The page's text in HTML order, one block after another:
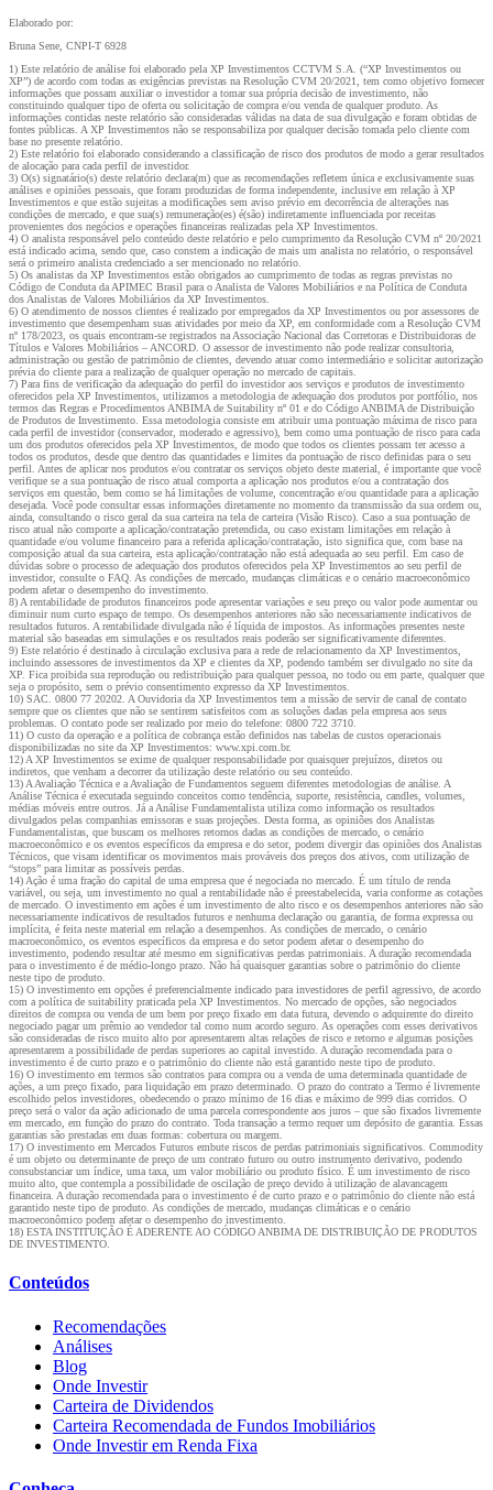
Elaborado por:
Bruna Sene, CNPI-T 6928
1) Este relatório de análise foi elaborado pela XP Investimentos CCTVM S.A. (“XP Investimentos ou
XP”) de acordo com todas as exigências previstas na Resolução CVM 20/2021, tem como objetivo fornecer
informações que possam auxiliar o investidor a tomar sua própria decisão de investimento, não
constituindo qualquer tipo de oferta ou solicitação de compra e/ou venda de qualquer produto. As
informações contidas neste relatório são consideradas válidas na data de sua divulgação e foram obtidas de
fontes públicas. A XP Investimentos não se responsabiliza por qualquer decisão tomada pelo cliente com
base no presente relatório.
2) Este relatório foi elaborado considerando a classificação de risco dos produtos de modo a gerar resultados
de alocação para cada perfil de investidor.
3) O(s) signatário(s) deste relatório declara(m) que as recomendações refletem única e exclusivamente suas
análises e opiniões pessoais, que foram produzidas de forma independente, inclusive em relação à XP
Investimentos e que estão sujeitas a modificações sem aviso prévio em decorrência de alterações nas
condições de mercado, e que sua(s) remuneração(es) é(são) indiretamente influenciada por receitas
provenientes dos negócios e operações financeiras realizadas pela XP Investimentos.
4) O analista responsável pelo conteúdo deste relatório e pelo cumprimento da Resolução CVM nº 20/2021
está indicado acima, sendo que, caso constem a indicação de mais um analista no relatório, o responsável
será o primeiro analista credenciado a ser mencionado no relatório.
5) Os analistas da XP Investimentos estão obrigados ao cumprimento de todas as regras previstas no
Código de Conduta da APIMEC Brasil para o Analista de Valores Mobiliários e na Política de Conduta
dos Analistas de Valores Mobiliários da XP Investimentos.
6) O atendimento de nossos clientes é realizado por empregados da XP Investimentos ou por assessores de
investimento que desempenham suas atividades por meio da XP, em conformidade com a Resolução CVM
nº 178/2023, os quais encontram-se registrados na Associação Nacional das Corretoras e Distribuidoras de
Títulos e Valores Mobiliários – ANCORD. O assessor de investimento não pode realizar consultoria,
administração ou gestão de patrimônio de clientes, devendo atuar como intermediário e solicitar autorização
prévia do cliente para a realização de qualquer operação no mercado de capitais.
7) Para fins de verificação da adequação do perfil do investidor aos serviços e produtos de investimento
oferecidos pela XP Investimentos, utilizamos a metodologia de adequação dos produtos por portfólio, nos
termos das Regras e Procedimentos ANBIMA de Suitability nº 01 e do Código ANBIMA de Distribuição
de Produtos de Investimento. Essa metodologia consiste em atribuir uma pontuação máxima de risco para
cada perfil de investidor (conservador, moderado e agressivo), bem como uma pontuação de risco para cada
um dos produtos oferecidos pela XP Investimentos, de modo que todos os clientes possam ter acesso a
todos os produtos, desde que dentro das quantidades e limites da pontuação de risco definidas para o seu
perfil. Antes de aplicar nos produtos e/ou contratar os serviços objeto deste material, é importante que você
verifique se a sua pontuação de risco atual comporta a aplicação nos produtos e/ou a contratação dos
serviços em questão, bem como se há limitações de volume, concentração e/ou quantidade para a aplicação
desejada. Você pode consultar essas informações diretamente no momento da transmissão da sua ordem ou,
ainda, consultando o risco geral da sua carteira na tela de carteira (Visão Risco). Caso a sua pontuação de
risco atual não comporte a aplicação/contratação pretendida, ou caso existam limitações em relação à
quantidade e/ou volume financeiro para a referida aplicação/contratação, isto significa que, com base na
composição atual da sua carteira, esta aplicação/contratação não está adequada ao seu perfil. Em caso de
dúvidas sobre o processo de adequação dos produtos oferecidos pela XP Investimentos ao seu perfil de
investidor, consulte o FAQ. As condições de mercado, mudanças climáticas e o cenário macroeconômico
podem afetar o desempenho do investimento.
8) A rentabilidade de produtos financeiros pode apresentar variações e seu preço ou valor pode aumentar ou
diminuir num curto espaço de tempo. Os desempenhos anteriores não são necessariamente indicativos de
resultados futuros. A rentabilidade divulgada não é líquida de impostos. As informações presentes neste
material são baseadas em simulações e os resultados reais poderão ser significativamente diferentes.
9) Este relatório é destinado à circulação exclusiva para a rede de relacionamento da XP Investimentos,
incluindo assessores de investimentos da XP e clientes da XP, podendo também ser divulgado no site da
XP. Fica proibida sua reprodução ou redistribuição para qualquer pessoa, no todo ou em parte, qualquer que
seja o propósito, sem o prévio consentimento expresso da XP Investimentos.
10) SAC. 0800 77 20202. A Ouvidoria da XP Investimentos tem a missão de servir de canal de contato
sempre que os clientes que não se sentirem satisfeitos com as soluções dadas pela empresa aos seus
problemas. O contato pode ser realizado por meio do telefone: 0800 722 3710.
11) O custo da operação e a política de cobrança estão definidos nas tabelas de custos operacionais
disponibilizadas no site da XP Investimentos: www.xpi.com.br.
12) A XP Investimentos se exime de qualquer responsabilidade por quaisquer prejuízos, diretos ou
indiretos, que venham a decorrer da utilização deste relatório ou seu conteúdo.
13) A Avaliação Técnica e a Avaliação de Fundamentos seguem diferentes metodologias de análise. A
Análise Técnica é executada seguindo conceitos como tendência, suporte, resistência, candles, volumes,
médias móveis entre outros. Já a Análise Fundamentalista utiliza como informação os resultados
divulgados pelas companhias emissoras e suas projeções. Desta forma, as opiniões dos Analistas
Fundamentalistas, que buscam os melhores retornos dadas as condições de mercado, o cenário
macroeconômico e os eventos específicos da empresa e do setor, podem divergir das opiniões dos Analistas
Técnicos, que visam identificar os movimentos mais prováveis dos preços dos ativos, com utilização de
“stops” para limitar as possíveis perdas.
14) Ação é uma fração do capital de uma empresa que é negociada no mercado. É um título de renda
variável, ou seja, um investimento no qual a rentabilidade não é preestabelecida, varia conforme as cotações
de mercado. O investimento em ações é um investimento de alto risco e os desempenhos anteriores não são
necessariamente indicativos de resultados futuros e nenhuma declaração ou garantia, de forma expressa ou
implícita, é feita neste material em relação a desempenhos. As condições de mercado, o cenário
macroeconômico, os eventos específicos da empresa e do setor podem afetar o desempenho do
investimento, podendo resultar até mesmo em significativas perdas patrimoniais. A duração recomendada
para o investimento é de médio-longo prazo. Não há quaisquer garantias sobre o patrimônio do cliente
neste tipo de produto.
15) O investimento em opções é preferencialmente indicado para investidores de perfil agressivo, de acordo
com a política de suitability praticada pela XP Investimentos. No mercado de opções, são negociados
direitos de compra ou venda de um bem por preço fixado em data futura, devendo o adquirente do direito
negociado pagar um prêmio ao vendedor tal como num acordo seguro. As operações com esses derivativos
são consideradas de risco muito alto por apresentarem altas relações de risco e retorno e algumas posições
apresentarem a possibilidade de perdas superiores ao capital investido. A duração recomendada para o
investimento é de curto prazo e o patrimônio do cliente não está garantido neste tipo de produto.
16) O investimento em termos são contratos para compra ou a venda de uma determinada quantidade de
ações, a um preço fixado, para liquidação em prazo determinado. O prazo do contrato a Termo é livremente
escolhido pelos investidores, obedecendo o prazo mínimo de 16 dias e máximo de 999 dias corridos. O
preço será o valor da ação adicionado de uma parcela correspondente aos juros – que são fixados livremente
em mercado, em função do prazo do contrato. Toda transação a termo requer um depósito de garantia. Essas
garantias são prestadas em duas formas: cobertura ou margem.
17) O investimento em Mercados Futuros embute riscos de perdas patrimoniais significativos. Commodity
é um objeto ou determinante de preço de um contrato futuro ou outro instrumento derivativo, podendo
consubstanciar um índice, uma taxa, um valor mobiliário ou produto físico. É um investimento de risco
muito alto, que contempla a possibilidade de oscilação de preço devido à utilização de alavancagem
financeira. A duração recomendada para o investimento é de curto prazo e o patrimônio do cliente não está
garantido neste tipo de produto. As condições de mercado, mudanças climáticas e o cenário
macroeconômico podem afetar o desempenho do investimento.
18) ESTA INSTITUIÇÃO É ADERENTE AO CÓDIGO ANBIMA DE DISTRIBUIÇÃO DE PRODUTOS
DE INVESTIMENTO.
Conteúdos
Recomendações
Análises
Blog
Onde Investir
Carteira de Dividendos
Carteira Recomendada de Fundos Imobiliários
Onde Investir em Renda Fixa